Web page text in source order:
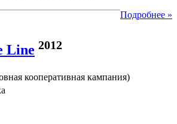
Подробнее »
Line 2012
кооперативная кампания)